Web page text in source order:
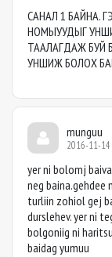
САНАЛ 1 БАЙНА.
НОМЫУУДЫГ
ТААЛАГДАЖ БУЙ
УНШИЖ БОЛОХ
munguu
2016-11-14
yer ni bolomj
neg
turliin zohiol gej
durslehev. yer ni
bolgoniig ni
baidag yumuu